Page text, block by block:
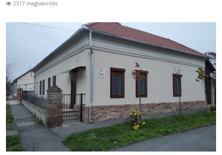
2317 megtekintés